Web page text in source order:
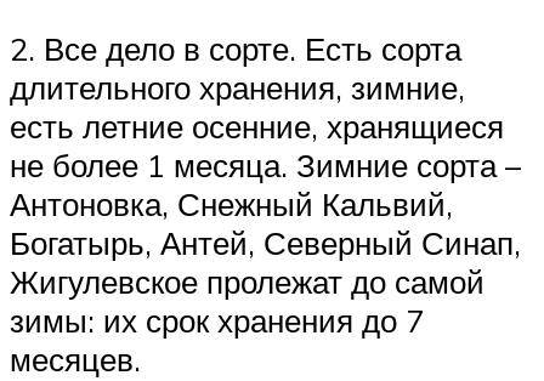
2. Все дело в сорте. Есть сорта
длительного хранения, зимние,
есть летние осенние, хранящиеся
не более 1 месяца. Зимние сорта –
Антоновка, Снежный Кальвий,
Богатырь, Антей, Северный Синап,
Жигулевское пролежат до самой
зимы: их срок хранения до 7
месяцев.